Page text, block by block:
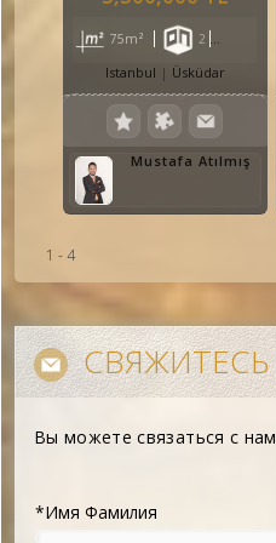
75m² 2
Istanbul Üsküdar
Mustafa Atılmış
1 - 4
Вы можете связаться с
*Имя Фамилия